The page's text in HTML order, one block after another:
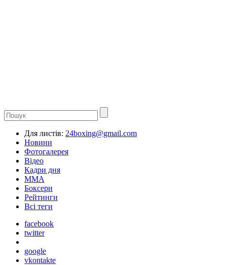
Для листів: 24boxing@gmail.com
Новини
Фотогалерея
Відео
Кадри дня
ММА
Боксери
Рейтинги
Всі теги
facebook
twitter
google
vkontakte